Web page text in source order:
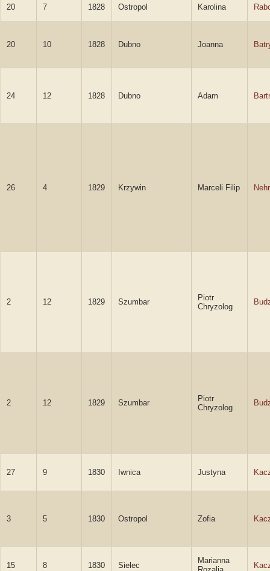
20 7 1828 Ostropol Karolina
20 10 1828 Dubno Joanna
24 12 1828 Dubno Adam
26 4 1829 Krzywin Marceli Filip
2 12 1829 Szumbar
Piotr
Chryzolog
2 12 1829 Szumbar
Piotr
Chryzolog
27 9 1830 Iwnica Justyna
3 5 1830 Ostropol Zofia
15 8 1830 Sielec
Marianna